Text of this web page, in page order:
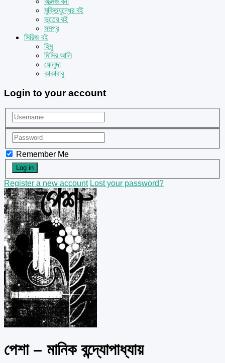
মুক্তিযুদ্ধের বই
ভূতের বই
সমগ্র
সিরিজ বই
হিমু
মিসির আলি
ফেলুদা
কাকাবাবু
Login to your account
Remember Me
Register a new account Lost your password?
পেশা – মানিক বন্দ্যোপাধ্যায়